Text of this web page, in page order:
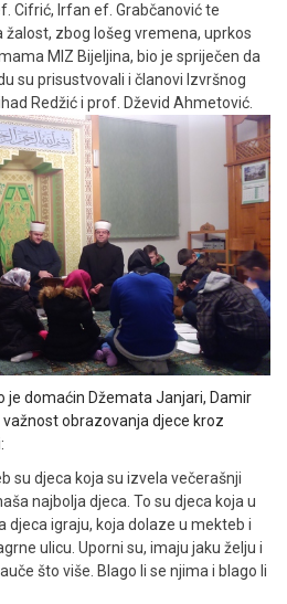
Cifrić, Irfan ef. Grabčanović te
žalost, zbog lošeg vremena, uprkos
MIZ Bijeljina, bio je spriječen da
su prisustvovali i članovi Izvršnog
Redžić i prof. Dževid Ahmetović.
je domaćin Džemata Janjari, Damir
obrazovanja djece kroz
su djeca koja su izvela večerašnji
najbolja djeca. To su djeca koja u
djeca igraju, koja dolaze u mekteb i
ulicu. Uporni su, imaju jaku želju i
što više. Blago li se njima i blago li